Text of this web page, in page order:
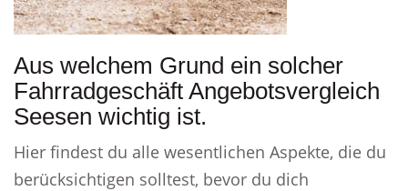
Aus welchem Grund ein solcher
Fahrradgeschäft Angebotsvergleich
Seesen wichtig ist.
Hier findest du alle wesentlichen Aspekte, die du
berücksichtigen solltest, bevor du dich